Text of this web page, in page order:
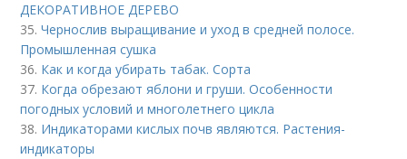
ДЕКОРАТИВНОЕ ДЕРЕВО
35.Чернослив выращивание и уход в средней полосе.
Промышленная сушка
36. Как и когда убирать табак. Сорта
37. Когда обрезают яблони и груши. Особенности
погодных условий и многолетнего цикла
38. Индикаторами кислых почв являются. Растения-
индикаторы